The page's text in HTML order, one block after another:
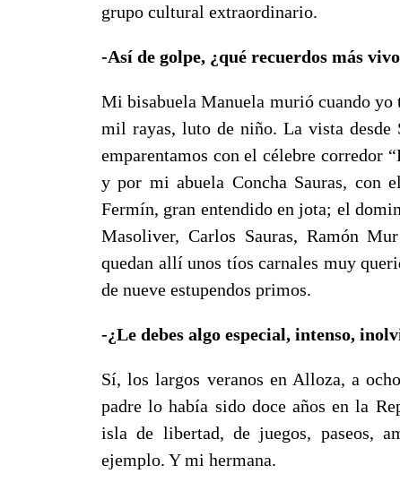
grupo cultural extraordinario.
-Así de golpe, ¿qué recuerdos más
Mi bisabuela Manuela murió cuando
mil rayas, luto de niño. La vista desde
emparentamos con el célebre corredor
y por mi abuela Concha Sauras, con
Fermín, gran entendido en jota; el
Masoliver, Carlos Sauras, Ramón
quedan allí unos tíos carnales muy
de nueve estupendos primos.
-¿Le debes algo especial, intenso,
Sí, los largos veranos en Alloza, a
padre lo había sido doce años en la
isla de libertad, de juegos, paseos,
ejemplo. Y mi hermana.